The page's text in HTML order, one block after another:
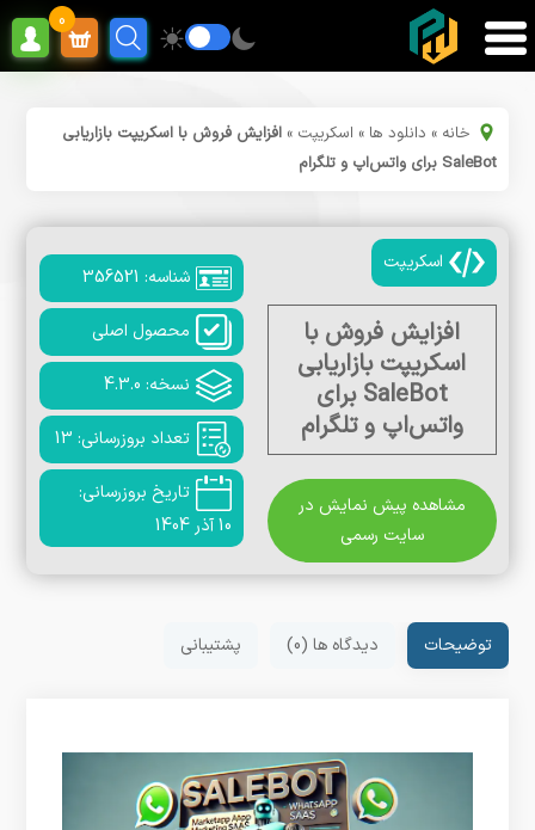
0
خانه » دانلود ها » اسکریپت »افزایش فروش با اسکریپت بازاریابی
SaleBot برای واتس‌اپ و تلگرام
اسکریپت
افزایش فروش با
اسکریپت بازاریابی
SaleBot برای
واتس‌اپ و تلگرام
مشاهده پیش نمایش در
سایت رسمی
شناسه: 356521
محصول اصلی
نسخه: 4.3.0
تعداد بروزرسانی: 13
تاریخ بروزرسانی:
10 آذر 1404
توضیحات دیدگاه ها (0) پشتیبانی